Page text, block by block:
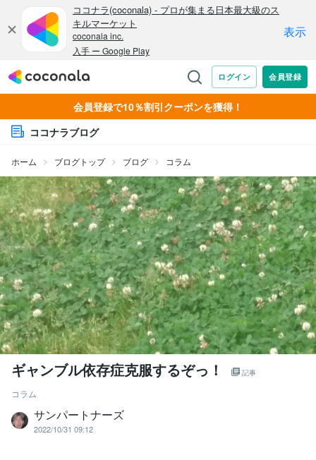
会員登録で10％割引クーポンを獲得！
ココナラブログ
ホーム ブログトップ ブログ コラム
ギャンブル依存症克服するぞっ！ 記事
コラム
サンパートナーズ
2022/10/31 09:12